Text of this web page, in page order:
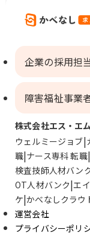
企業の採用担
障害福祉事業
株式会社エス・エ
ウェルミージョブ
職 ナース専科 転職
検査技師人材バン
OT人材バンク エ
ケ かべなしクラウ
運営会社
プライバシーポリ